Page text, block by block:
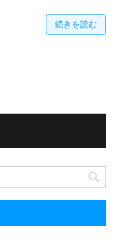
続きを読む